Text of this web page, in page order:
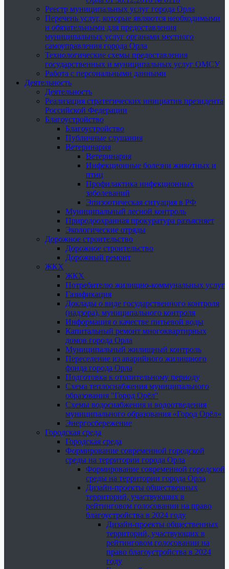
Реестр муниципальных услуг города Орла
Перечень услуг, которые являются необходимыми
и обязательными для предоставления
муниципальных услуг органами местного
самоуправления города Орла
Технологические схемы предоставления
государственных и муниципальных услуг ОМСУ
Работа с персональными данными
Деятельность
Деятельность
Реализация стратегических инициатив президента
Российской Федерации
Благоустройство
Благоустройство
Публичные слушания
Ветеринария
Ветеринария
Инфекционные болезни животных и
птиц
Профилактика инфекционных
заболеваний
Эпизоотическая ситуация в РФ
Муниципальный лесной контроль
Природоохранная прокуратура разъясняет
Экологические отряды
Дорожное строительство
Дорожное строительство
Дорожный ремонт
ЖКХ
ЖКХ
Потребителю жилищно-коммунальных услуг
Газификация
Доклады о виде государственного контроля
(надзора), муниципального контроля
Информация о качестве питьевой воды
Капитальный ремонт многоквартирных
домов города Орла
Муниципальный жилищный контроль
Переселение из аварийного жилищного
фонда города Орла
Подготовка к отопительному периоду
Схема теплоснабжения муниципального
образования "Город Орёл"
Схемы водоснабжения и водоотведения
муниципального образования «Город Орёл»
Энергосбережение
Городская среда
Городская среда
Формирование современной городской
среды на территории города Орла
Формирование современной городской
среды на территории города Орла
Дизайн-проекты общественных
территорий, участвующих в
рейтинговом голосовании на право
благоустройства в 2024 году
Дизайн-проекты общественных
территорий, участвующих в
рейтинговом голосовании на
право благоустройства в 2024
году